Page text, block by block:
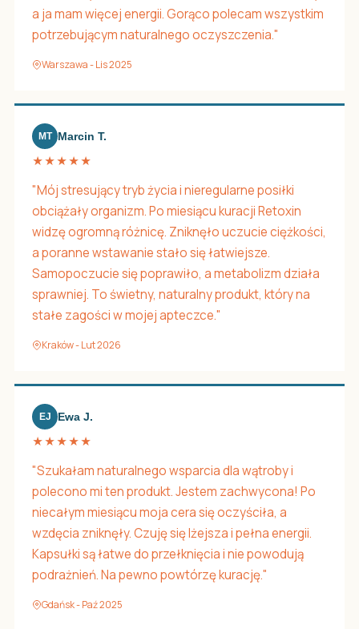
a ja mam więcej energii. Gorąco polecam wszystkim
potrzebującym naturalnego oczyszczenia."
Warszawa - Lis 2025
MT Marcin T.
★★★★★
"Mój stresujący tryb życia i nieregularne posiłki
obciążały organizm. Po miesiącu kuracji Retoxin
widzę ogromną różnicę. Zniknęło uczucie ciężkości,
a poranne wstawanie stało się łatwiejsze.
Samopoczucie się poprawiło, a metabolizm działa
sprawniej. To świetny, naturalny produkt, który na
stałe zagości w mojej apteczce."
Kraków - Lut 2026
EJ Ewa J.
★★★★★
"Szukałam naturalnego wsparcia dla wątroby i
polecono mi ten produkt. Jestem zachwycona! Po
niecałym miesiącu moja cera się oczyściła, a
wzdęcia zniknęły. Czuję się lżejsza i pełna energii.
Kapsułki są łatwe do przełknięcia i nie powodują
podrażnień. Na pewno powtórzę kurację."
Gdańsk - Paź 2025